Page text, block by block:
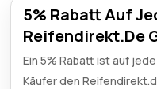
5% Rabatt Auf
Reifendirekt.De
Ein 5% Rabatt ist auf
Käufer den